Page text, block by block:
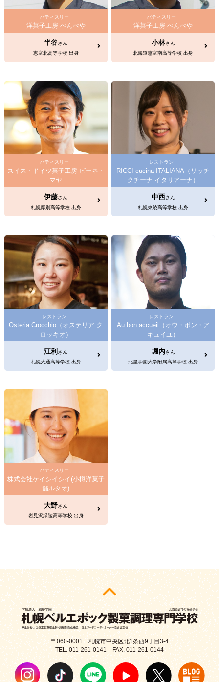
パティスリー
洋菓子工房 べんべや
半谷さん
恵庭北高等学校 出身
パティスリー
洋菓子工房 べんべや
小林さん
北海道恵庭南高等学校 出身
パティスリー
スイス・ドイツ菓子工房 ビーネ・
マヤ
伊藤さん
札幌厚別高等学校 出身
レストラン
RICCI cucina ITALIANA（リッチ
クチーナ イタリアーナ）
中西さん
札幌東陵高等学校 出身
レストラン
Osteria Crocchio（オステリア ク
ロッキオ）
江利さん
札幌大通高等学校 出身
レストラン
Au bon accueil（オウ・ボン・ア
キュイユ）
堀内さん
北星学園大学附属高等学校 出身
パティスリー
株式会社ケイシイシイ(小樽洋菓子
舗ルタオ)
大野さん
岩見沢緑陵高等学校 出身
〒060-0001 札幌市中央区北1条西9丁目3-4
TEL. 011-261-0141 FAX. 011-261-0144